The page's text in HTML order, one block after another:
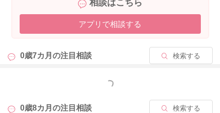
相談はこちら
アプリで相談する
0歳7カ月の注目相談 検索する
もっと見る
0歳8カ月の注目相談 検索する